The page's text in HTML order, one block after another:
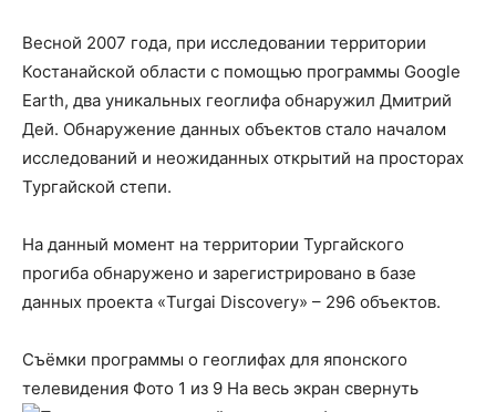
Весной 2007 года, при исследовании территории
Костанайской области с помощью программы Google
Earth, два уникальных геоглифа обнаружил Дмитрий
Дей. Обнаружение данных объектов стало началом
исследований и неожиданных открытий на просторах
Тургайской степи.
На данный момент на территории Тургайского
прогиба обнаружено и зарегистрировано в базе
данных проекта «Turgai Discovery» – 296 объектов.
Съёмки программы о геоглифах для японского
телевидения Фото 1 из 9 На весь экран свернуть